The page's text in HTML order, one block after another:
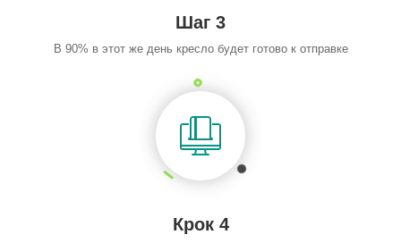
Шаг 3
В 90% в этот же день кресло будет готово к отправке
Крок 4